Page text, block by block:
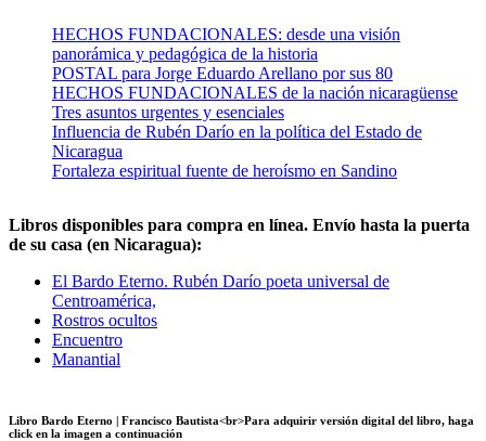
HECHOS FUNDACIONALES: desde una visión
panorámica y pedagógica de la historia
POSTAL para Jorge Eduardo Arellano por sus 80
HECHOS FUNDACIONALES de la nación nicaragüense
Tres asuntos urgentes y esenciales
Influencia de Rubén Darío en la política del Estado de
Nicaragua
Fortaleza espiritual fuente de heroísmo en Sandino
Libros disponibles para compra en línea. Envío hasta la puerta
de su casa (en Nicaragua):
El Bardo Eterno. Rubén Darío poeta universal de
Centroamérica,
Rostros ocultos
Encuentro
Manantial
Libro Bardo Eterno | Francisco Bautista<br>Para adquirir versión digital del libro, haga
click en la imagen a continuación